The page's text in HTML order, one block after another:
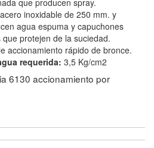
que producen spray.
inoxidable de 250 mm. y
agua espuma y capuchones
protejen de la suciedad.
accionamiento rápido de bronce.
requerida: 3,5 Kg/cm2
6130 accionamiento por